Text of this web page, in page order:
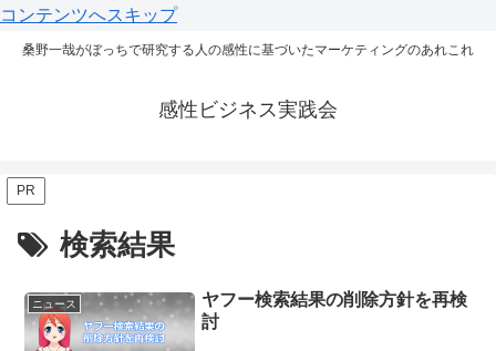
コンテンツへスキップ
桑野一哉がぼっちで研究する人の感性に基づいたマーケティングのあれこれ
感性ビジネス実践会
PR
検索結果
ニュース
ヤフー検索結果の削除方針を再検
討